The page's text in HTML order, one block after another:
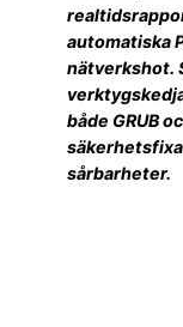
automatiska
nätverkshot.
både GRUB
sårbarheter.